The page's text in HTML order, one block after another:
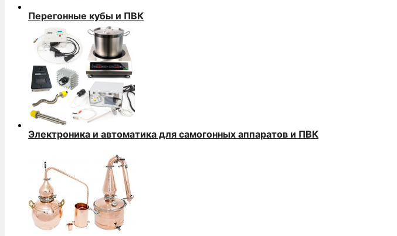
Перегонные кубы и ПВК
Электроника и автоматика для самогонных аппаратов и ПВК